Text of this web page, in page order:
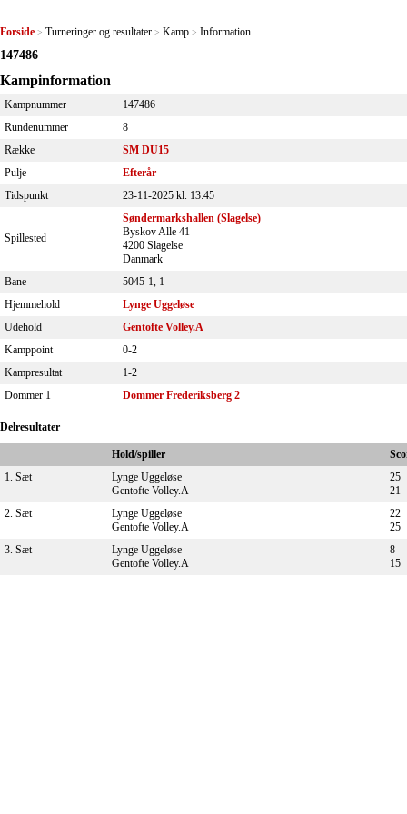
Forside > Turneringer og resultater > Kamp > Information
147486
Kampinformation
Kampnummer
147486
Rundenummer
8
Række
SM DU15
Pulje
Efterår
Tidspunkt
23-11-2025 kl. 13:45
Spillested
Søndermarkshallen (Slagelse)
Byskov Alle 41
4200 Slagelse
Danmark
Bane
5045-1, 1
Hjemmehold
Lynge Uggeløse
Udehold
Gentofte Volley.A
Kamppoint
0-2
Kampresultat
1-2
Dommer 1
Dommer Frederiksberg 2
Delresultater
Hold/spiller
1. Sæt
Lynge Uggeløse
Gentofte Volley.A
25
21
2. Sæt
Lynge Uggeløse
Gentofte Volley.A
22
25
3. Sæt
Lynge Uggeløse
Gentofte Volley.A
8
15